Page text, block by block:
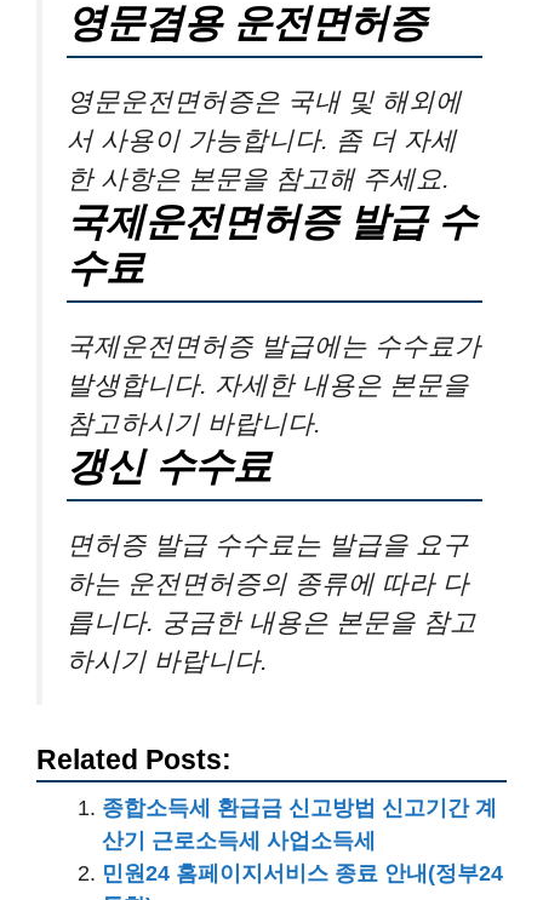
영문겸용 운전면허증
영문운전면허증은 국내 및 해외에
서 사용이 가능합니다. 좀 더 자세
한 사항은 본문을 참고해 주세요.
국제운전면허증 발급 수
수료
국제운전면허증 발급에는 수수료가
발생합니다. 자세한 내용은 본문을
참고하시기 바랍니다.
갱신 수수료
면허증 발급 수수료는 발급을 요구
하는 운전면허증의 종류에 따라 다
릅니다. 궁금한 내용은 본문을 참고
하시기 바랍니다.
Related Posts:
종합소득세 환급금 신고방법 신고기간 계
산기 근로소득세 사업소득세
민원24 홈페이지서비스 종료 안내(정부24